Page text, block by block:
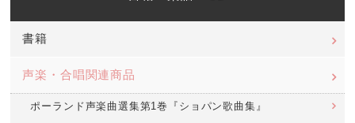
書籍
声楽・合唱関連商品
ポーランド声楽曲選集第1巻『ショパン歌曲集』